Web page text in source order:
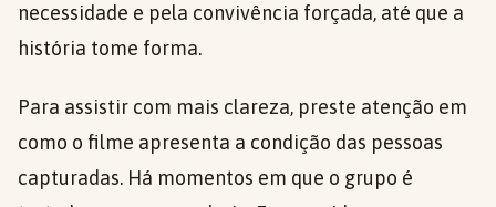
necessidade e pela convivência forçada, até que a
história tome forma.
Para assistir com mais clareza, preste atenção em
como o filme apresenta a condição das pessoas
capturadas. Há momentos em que o grupo é